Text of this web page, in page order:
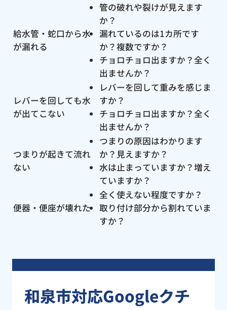
給水管・蛇口から水
が漏れる
管の破れや裂けが見えます
か？
漏れているのは1カ所です
か？複数ですか？
チョロチョロ出ますか？全く
出ませんか？
レバーを回しても水
が出てこない
レバーを回して重みを感じま
すか？
チョロチョロ出ますか？全く
出ませんか？
つまりが起きて流れ
ない
つまりの原因はわかります
か？見えますか？
水は止まっていますか？増え
ていますか？
便器・便座が壊れた
全く使えない程度ですか？
取り付け部分から割れていま
すか？
和泉市対応Googleクチ